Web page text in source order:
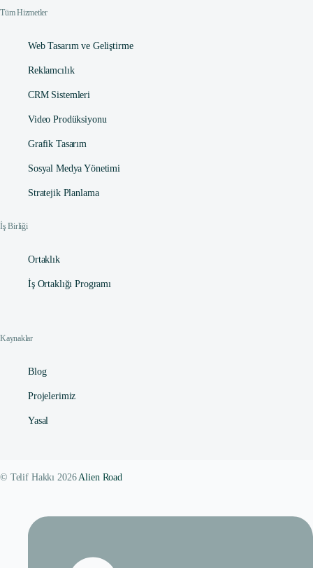
Tüm Hizmetler
Web Tasarım ve Geliştirme
Reklamcılık
CRM Sistemleri
Video Prodüksiyonu
Grafik Tasarım
Sosyal Medya Yönetimi
Stratejik Planlama
İş Birliği
Ortaklık
İş Ortaklığı Programı
Kaynaklar
Blog
Projelerimiz
Yasal
© Telif Hakkı 2026 Alien Road